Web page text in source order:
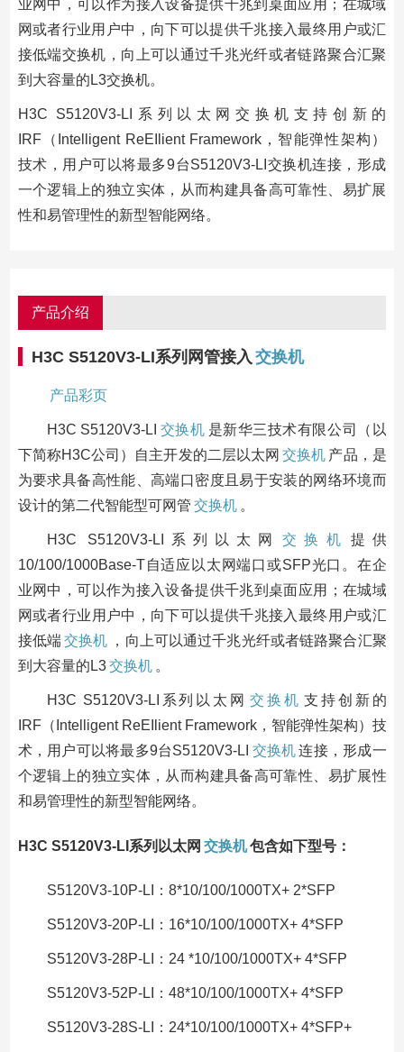
业网中，可以作为接入设备提供千兆到桌面应用；在城域
网或者行业用户中，向下可以提供千兆接入最终用户或汇
接低端交换机，向上可以通过千兆光纤或者链路聚合汇聚
到大容量的L3交换机。
H3C S5120V3-LI系列以太网交换机支持创新的
IRF（Intelligent ReEIlient Framework，智能弹性架构）
技术，用户可以将最多9台S5120V3-LI交换机连接，形成
一个逻辑上的独立实体，从而构建具备高可靠性、易扩展
性和易管理性的新型智能网络。
产品介绍
H3C S5120V3-LI系列网管接入 交换机
产品彩页
H3C S5120V3-LI 交换机 是新华三技术有限公司（以
下简称H3C公司）自主开发的二层以太网 交换机 产品，是
为要求具备高性能、高端口密度且易于安装的网络环境而
设计的第二代智能型可网管 交换机 。
H3C S5120V3-LI系列以太网 交换机
提供
10/100/1000Base-T自适应以太网端口或SFP光口。在企
业网中，可以作为接入设备提供千兆到桌面应用；在城域
网或者行业用户中，向下可以提供千兆接入最终用户或汇
接低端交换机 ，向上可以通过千兆光纤或者链路聚合汇聚
到大容量的L3交换机 。
H3C S5120V3-LI系列以太网 交换机 支持创新的
IRF（Intelligent ReEIlient Framework，智能弹性架构）技
术，用户可以将最多9台S5120V3-LI 交换机 连接，形成一
个逻辑上的独立实体，从而构建具备高可靠性、易扩展性
和易管理性的新型智能网络。
H3C S5120V3-LI系列以太网 交换机包含如下型号：
S5120V3-10P-LI：8*10/100/1000TX+ 2*SFP
S5120V3-20P-LI：16*10/100/1000TX+ 4*SFP
S5120V3-28P-LI：24 *10/100/1000TX+ 4*SFP
S5120V3-52P-LI：48*10/100/1000TX+ 4*SFP
S5120V3-28S-LI：24*10/100/1000TX+ 4*SFP+